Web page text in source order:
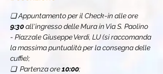
❏ Appuntamento per il Check-in alle ore
9:30 all'ingresso delle Mura in Via S. Paolino
- Piazzale Giuseppe Verdi, LU (si raccomanda
la massima puntualità per la consegna delle
cuffie);
❏  Partenza ore 10:00;